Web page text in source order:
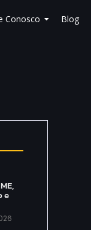
Conosco Blog
e